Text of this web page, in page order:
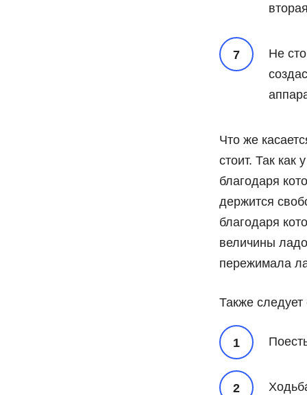
Не
Что же
стоит. Так как
благодаря
держится
благодаря
величины
пережимала
Также